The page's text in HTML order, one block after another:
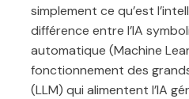
simplement ce qu’est
différence entre l’IA
automatique (Machine
fonctionnement des
(LLM) qui alimentent l’IA